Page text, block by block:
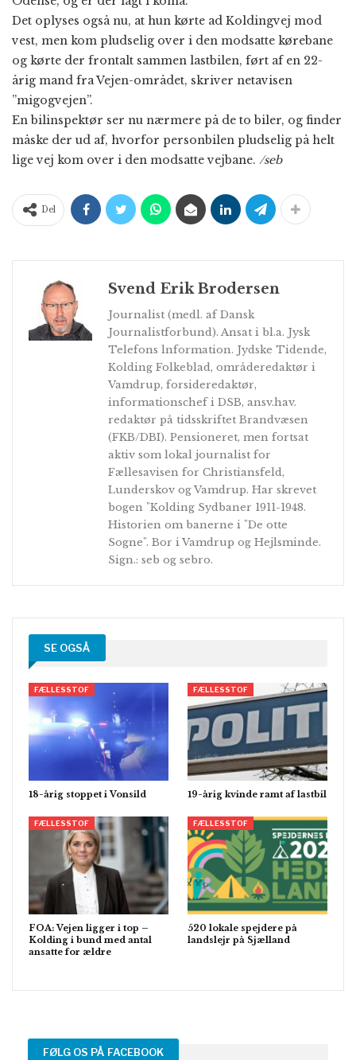
Det oplyses også nu, at hun kørte ad Koldingvej mod
vest, men kom pludselig over i den modsatte kørebane
og kørte der frontalt sammen lastbilen, ført af en 22-
årig mand fra Vejen-området, skriver netavisen
”migogvejen”.
En bilinspektør ser nu nærmere på de to biler, og finder
måske der ud af, hvorfor personbilen pludselig på helt
lige vej kom over i den modsatte vejbane. /seb
Del
Svend Erik Brodersen
Journalist (medl. af Dansk
Journalistforbund). Ansat i bl.a. Jysk
Telefons lnformation. Jydske Tidende,
Kolding Folkeblad, områderedaktør i
Vamdrup, forsideredaktør,
informationschef i DSB, ansv.hav.
redaktør på tidsskriftet Brandvæsen
(FKB/DBI). Pensioneret, men fortsat
aktiv som lokal journalist for
Fællesavisen for Christiansfeld,
Lunderskov og Vamdrup. Har skrevet
bogen "Kolding Sydbaner 1911-1948.
Historien om banerne i "De otte
Sogne". Bor i Vamdrup og Hejlsminde.
Sign.: seb og sebro.
SE OGSÅ
FÆLLESSTOF
18-årig stoppet i Vonsild
FÆLLESSTOF
19-årig kvinde ramt af lastbil
FÆLLESSTOF
FOA: Vejen ligger i top –
Kolding i bund med antal
ansatte for ældre
FÆLLESSTOF
520 lokale spejdere på
landslejr på Sjælland
FØLG OS PÅ FACEBOOK